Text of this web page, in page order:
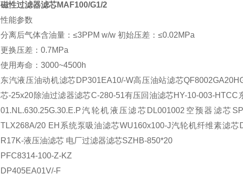
磁性过滤器滤芯MAF100/G1/2
性能参数
分离后气体含油量：≤3PPM w/w 初始压差：≤0.02MPa
更换压差：0.7MPa
使用寿命：3000~4500h
东汽液压油动机滤芯DP301EA10/-W高压油站滤芯
芯-25x20除油过滤器滤芯C-280-51有压回油滤芯HY-10-003-HTCC
01.NL.630.25G.30.E.P汽轮机液压滤芯 DL001002 空预器滤芯
TLX268A/20 EH 系统泵吸油滤芯WU160x100-J汽轮机纤维素滤芯
R17K-液压油滤芯 电厂过滤器滤芯SZHB-850*20
PFC8314-100-Z-KZ
DP405EA01V/-F